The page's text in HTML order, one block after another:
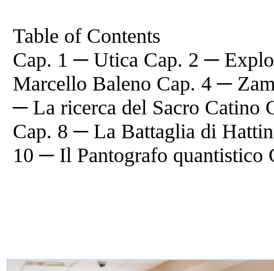
Table of Contents
Cap. 1 ─ Utica Cap. 2 ─
Marcello Baleno Cap. 4 ─
─ La ricerca del Sacro Catino
Cap. 8 ─ La Battaglia di
10 ─ Il Pantografo